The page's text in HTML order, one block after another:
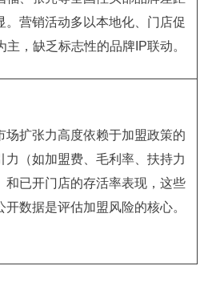
。营销活动多以本地化、门店促
主，缺乏标志性的品牌IP联动。
场扩张力高度依赖于加盟政策的
力（如加盟费、毛利率、扶持力
和已开门店的存活率表现，这些
开数据是评估加盟风险的核心。